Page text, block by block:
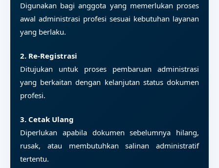
Digunakan bagi anggota yang memerlukan proses
awal administrasi profesi sesuai kebutuhan layanan
yang berlaku.
2. Re-Registrasi
Ditujukan untuk proses pembaruan administrasi
yang berkaitan dengan kelanjutan status dokumen
profesi.
3. Cetak Ulang
Diperlukan apabila dokumen sebelumnya hilang,
rusak, atau membutuhkan salinan administratif
tertentu.